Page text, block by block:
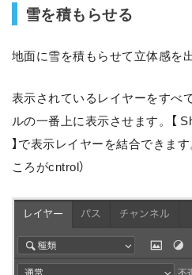
雪を積もらせる
地面に雪を積もらせて立体感を
表示されているレイヤーをすべ
ルの一番上に表示させます。【
】で表示レイヤーを結合できま
ころがcntrol）